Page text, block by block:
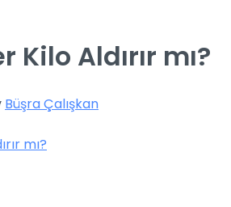
Aldırır mı?
Büşra Çalışkan